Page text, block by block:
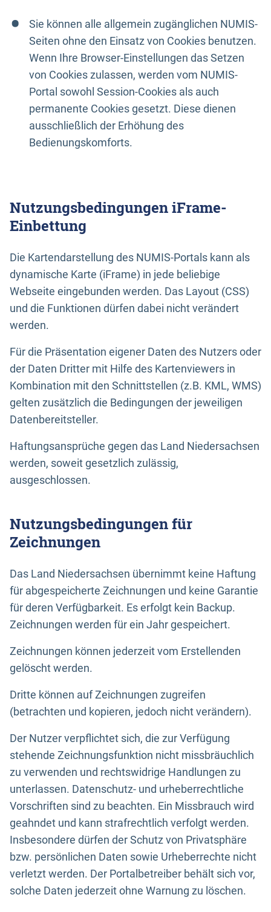
Sie können alle allgemein zugänglichen NUMIS-
Seiten ohne den Einsatz von Cookies benutzen.
Wenn Ihre Browser-Einstellungen das Setzen
von Cookies zulassen, werden vom NUMIS-
Portal sowohl Session-Cookies als auch
permanente Cookies gesetzt. Diese dienen
ausschließlich der Erhöhung des
Bedienungskomforts.
Nutzungsbedingungen iFrame-
Einbettung
Die Kartendarstellung des NUMIS-Portals kann als
dynamische Karte (iFrame) in jede beliebige
Webseite eingebunden werden. Das Layout (CSS)
und die Funktionen dürfen dabei nicht verändert
werden.
Für die Präsentation eigener Daten des Nutzers oder
der Daten Dritter mit Hilfe des Kartenviewers in
Kombination mit den Schnittstellen (z.B. KML, WMS)
gelten zusätzlich die Bedingungen der jeweiligen
Datenbereitsteller.
Haftungsansprüche gegen das Land Niedersachsen
werden, soweit gesetzlich zulässig,
ausgeschlossen.
Nutzungsbedingungen für
Zeichnungen
Das Land Niedersachsen übernimmt keine Haftung
für abgespeicherte Zeichnungen und keine Garantie
für deren Verfügbarkeit. Es erfolgt kein Backup.
Zeichnungen werden für ein Jahr gespeichert.
Zeichnungen können jederzeit vom Erstellenden
gelöscht werden.
Dritte können auf Zeichnungen zugreifen
(betrachten und kopieren, jedoch nicht verändern).
Der Nutzer verpflichtet sich, die zur Verfügung
stehende Zeichnungsfunktion nicht missbräuchlich
zu verwenden und rechtswidrige Handlungen zu
unterlassen. Datenschutz- und urheberrechtliche
Vorschriften sind zu beachten. Ein Missbrauch wird
geahndet und kann strafrechtlich verfolgt werden.
Insbesondere dürfen der Schutz von Privatsphäre
bzw. persönlichen Daten sowie Urheberrechte nicht
verletzt werden. Der Portalbetreiber behält sich vor,
solche Daten jederzeit ohne Warnung zu löschen.